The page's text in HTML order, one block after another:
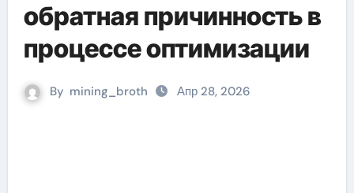
обратная причинность в
процессе оптимизации
By mining_broth Апр 28, 2026